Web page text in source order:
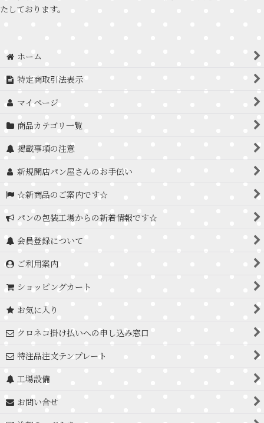
たしております。
ホーム
特定商取引法表示
マイページ
商品カテゴリ一覧
掲載事項の注意
新規開店パン屋さんのお手伝い
☆新商品のご案内です☆
パンの包装工場からの新着情報です☆
会員登録について
ご利用案内
ショッピングカート
お気に入り
クロネコ掛け払いへの申し込み窓口
特注品注文テンプレート
工場設備
お問い合せ